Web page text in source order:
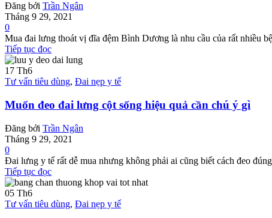
Đăng bởi Trần Ngân
Tháng 9 29, 2021
0
Mua đai lưng thoát vị đĩa đệm Bình Dương là nhu cầu của rất nhiều
Tiếp tục đọc
17 Th6
Tư vấn tiêu dùng, Đai nẹp y tế
Muốn đeo đai lưng cột sống hiệu quả cần chú ý gì
Đăng bởi Trần Ngân
Tháng 9 29, 2021
0
Đai lưng y tế rất dễ mua nhưng không phải ai cũng biết cách đeo
Tiếp tục đọc
05 Th6
Tư vấn tiêu dùng, Đai nẹp y tế